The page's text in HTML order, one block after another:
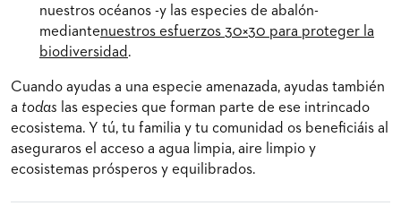
nuestros océanos -y las especies de abalón-
mediantenuestros esfuerzos 30×30 para proteger la
biodiversidad .
Cuando ayudas a una especie amenazada, ayudas también
a todas las especies que forman parte de ese intrincado
ecosistema. Y tú, tu familia y tu comunidad os beneficiáis al
aseguraros el acceso a agua limpia, aire limpio y
ecosistemas prósperos y equilibrados.